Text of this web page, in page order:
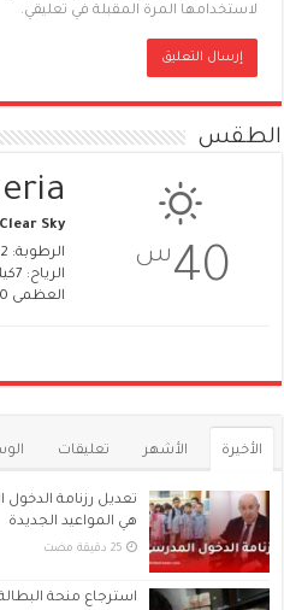
لاستخدامها المرة المقبلة في تعليقي.
الطقس
40س
Clear Sky
الرطوبة: 12%
الرياح: 7كيلومتر/ساعة ش.ق
العظمى 40 • الصغرى 40
الأخيرة الأشهر تعليقات
هي المواعيد الجديدة